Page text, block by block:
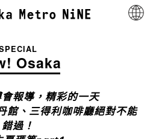
Osaka
報導，精彩的一天
館、三得利咖啡廳絕對不能
錯過！